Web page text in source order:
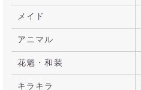
メイド
アニマル
花魁・和装
キラキラ